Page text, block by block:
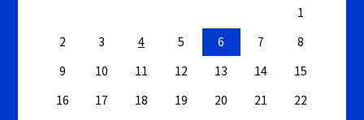
1
2
3 4 5 6 7
8
9
10 11 12 13 14
15
16
17 18 19 20 21
22